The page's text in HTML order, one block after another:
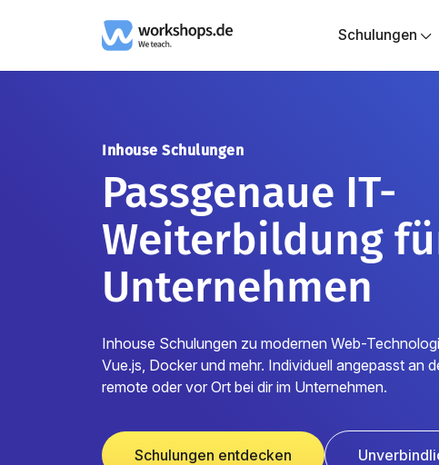
Schulungen
Inhouse Schulungen
Passgenaue IT-
Weiterbildung
Unternehmen
Inhouse Schulungen zu modernen Web-
Vue.js, Docker und mehr. Individuell angepasst an
remote oder vor Ort bei dir im Unternehmen.
Schulungen entdecken